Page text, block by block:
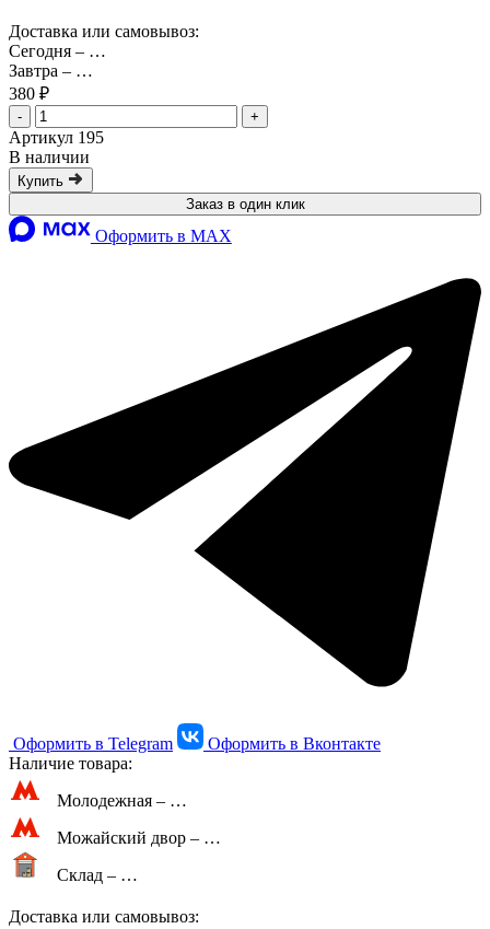
Доставка или самовывоз:
Сегодня – …
Завтра – …
380 ₽
- +
Артикул 195
В наличии
Купить
Заказ в один клик
Оформить в MAX
Оформить в Telegram
Оформить в Вконтакте
Наличие товара:
Молодежная – …
Можайский двор – …
Склад – …
Доставка или самовывоз: